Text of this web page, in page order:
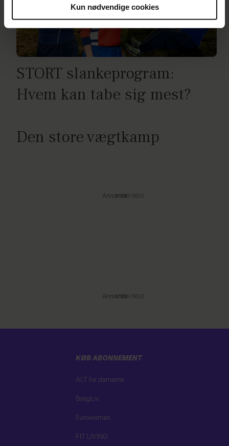
Du kan til enhver tid trække dit samtykke tilbage via
linket i vores cookiepolitik. Du kan læse mere om vores
brug af cookies, samarbejdspartnere og behandling af
dine personoplysninger i forbindelse hermed i både
Kun nødvendige cookies
STORT slankeprogram:
Hvem kan tabe sig mest?
Den store vægtkamp
Annonce
Annonce
KØB ABONNEMENT
ALT for damerne
BoligLiv
Eurowoman
FIT LIVING